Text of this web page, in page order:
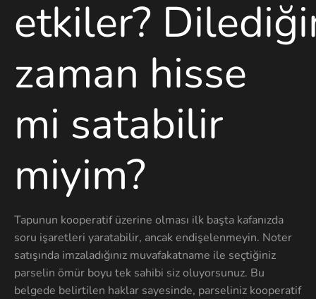
etkiler?
zaman hisse
mi satabilir
miyim?
Tapunun kooperatif üzerine olması ilk başta kafanızda
soru işaretleri yaratabilir, ancak endişelenmeyin. Noter
satışında imzaladığınız muvafakatname ile seçtiğiniz
parselin ömür boyu tek sahibi siz oluyorsunuz. Bu
belgede belirtilen haklar sayesinde, parseliniz kooperatif